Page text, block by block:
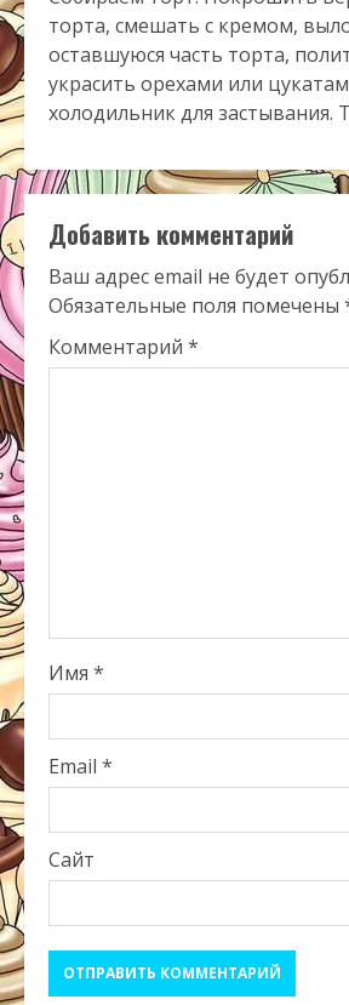
торта, смешать с кремом,
оставшуюся часть торта,
украсить орехами или
холодильник для застывания.
Добавить комментарий
Ваш адрес email не будет
Обязательные поля помечены
Комментарий *
Имя *
Email *
Сайт